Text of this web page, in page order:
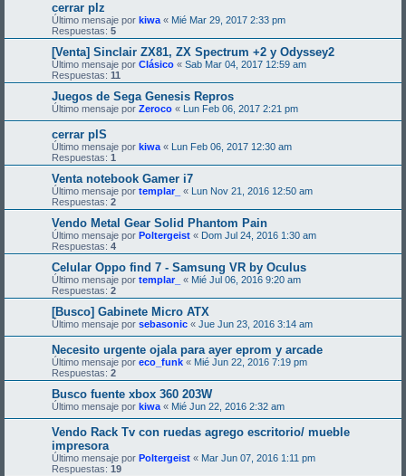
cerrar plz
Último mensaje por kiwa « Mié Mar 29, 2017 2:33 pm
Respuestas: 5
[Venta] Sinclair ZX81, ZX Spectrum +2 y Odyssey2
Último mensaje por Clásico « Sab Mar 04, 2017 12:59 am
Respuestas: 11
Juegos de Sega Genesis Repros
Último mensaje por Zeroco « Lun Feb 06, 2017 2:21 pm
cerrar plS
Último mensaje por kiwa «
Lun Feb 06, 2017 12:30 am
Respuestas: 1
Venta notebook Gamer i7
Último mensaje por templar_ «
Lun Nov 21, 2016 12:50 am
Respuestas: 2
Vendo Metal Gear Solid Phantom Pain
Último mensaje por Poltergeist « Dom Jul 24, 2016 1:30 am
Respuestas: 4
Celular Oppo find 7 - Samsung VR by Oculus
Último mensaje por templar_ « Mié Jul 06, 2016 9:20 am
Respuestas: 2
[Busco] Gabinete Micro ATX
Último mensaje por sebasonic « Jue Jun 23, 2016 3:14 am
Necesito urgente ojala para ayer eprom y arcade
Último mensaje por eco_funk « Mié Jun 22, 2016 7:19 pm
Respuestas: 2
Busco fuente xbox 360 203W
Último mensaje por kiwa « Mié Jun 22, 2016 2:32 am
Vendo Rack Tv con ruedas agrego escritorio/ mueble
impresora
Último mensaje por Poltergeist « Mar Jun 07, 2016 1:11 pm
Respuestas: 19